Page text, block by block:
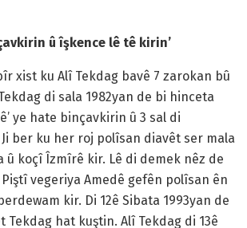
û îşkence lê tê kirin’
xist ku Alî Tekdag bavê 7 zarokan bû
di sala 1982yan de bi hinceta
ye hate binçavkirin û 3 sal di
ber ku her roj polîsan diavêt ser mala
û koçî Îzmîrê kir. Lê di demek nêz de
vegeriya Amedê gefên polîsan ên
kir. Di 12ê Sibata 1993yan de
Tekdag hat kuştin. Alî Tekdag di 13ê